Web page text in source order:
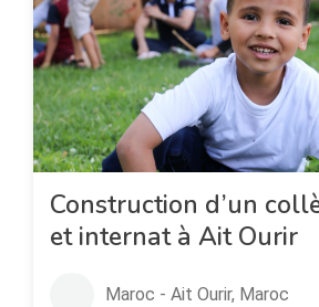
Construction d’un
et internat à Ait Ourir
Maroc - Ait Ourir, Maroc